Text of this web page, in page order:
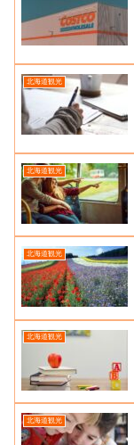
北海道観光
北海道観光
北海道観光
北海道観光
北海道観光